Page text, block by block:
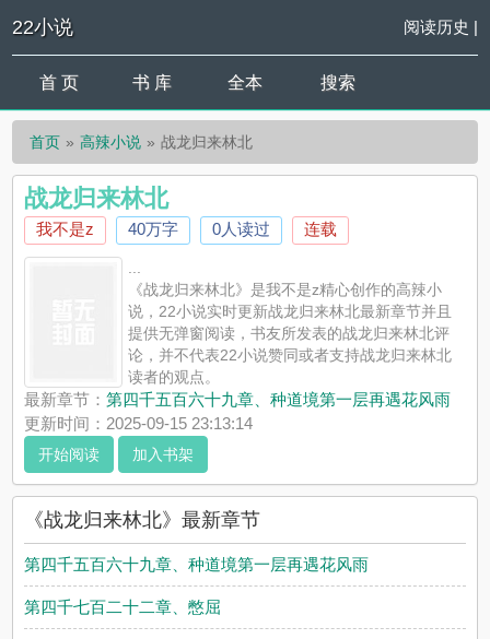
22小说 阅读历史 |
首 页 书 库 全本 搜索
首页 高辣小说 战龙归来林北
战龙归来林北
我不是z 40万字 0人读过 连载
《战龙归来林北》是我不是z精心创作的高辣小
说，22小说实时更新战龙归来林北最新章节并且
提供无弹窗阅读，书友所发表的战龙归来林北评
论，并不代表22小说赞同或者支持战龙归来林北
读者的观点。
最新章节：第四千五百六十九章、种道境第一层再遇花风雨
更新时间：2025-09-15 23:13:14
开始阅读 加入书架
《战龙归来林北》最新章节
第四千五百六十九章、种道境第一层再遇花风雨
第四千七百二十二章、憋屈